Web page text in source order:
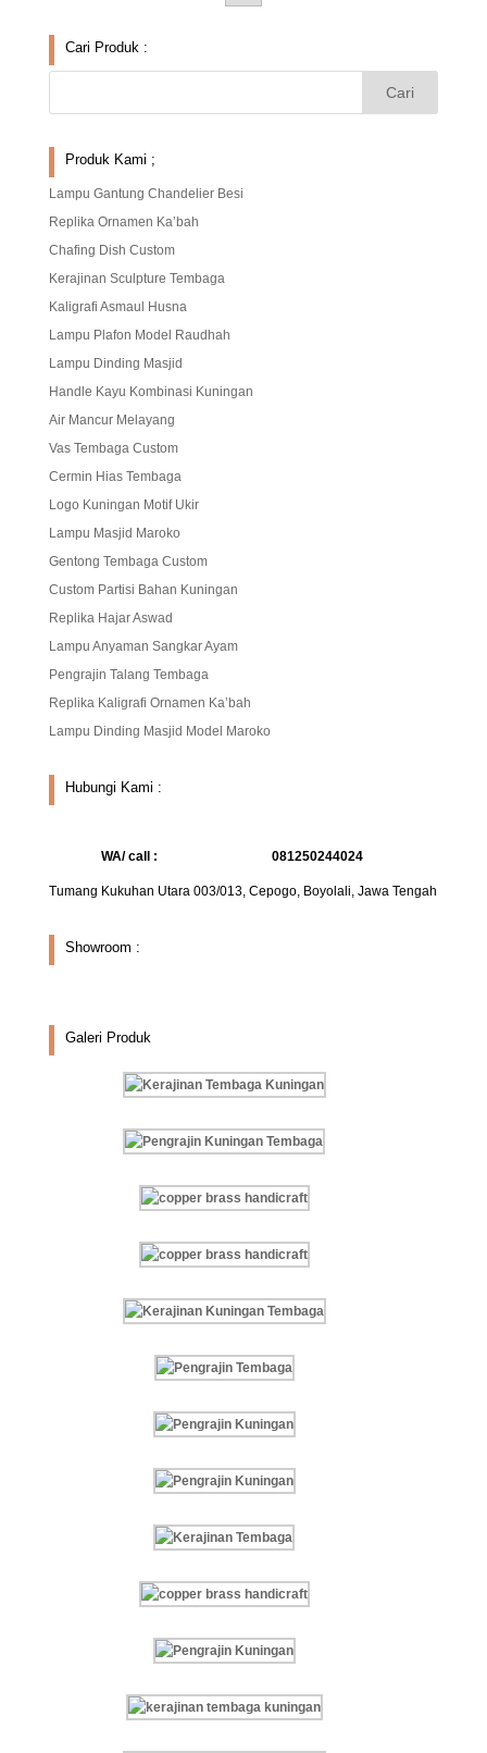
Cari Produk :
Produk Kami ;
Lampu Gantung Chandelier Besi
Replika Ornamen Ka’bah
Chafing Dish Custom
Kerajinan Sculpture Tembaga
Kaligrafi Asmaul Husna
Lampu Plafon Model Raudhah
Lampu Dinding Masjid
Handle Kayu Kombinasi Kuningan
Air Mancur Melayang
Vas Tembaga Custom
Cermin Hias Tembaga
Logo Kuningan Motif Ukir
Lampu Masjid Maroko
Gentong Tembaga Custom
Custom Partisi Bahan Kuningan
Replika Hajar Aswad
Lampu Anyaman Sangkar Ayam
Pengrajin Talang Tembaga
Replika Kaligrafi Ornamen Ka’bah
Lampu Dinding Masjid Model Maroko
Hubungi Kami :
WA/ call : 081250244024
Tumang Kukuhan Utara 003/013, Cepogo, Boyolali, Jawa Tengah
Showroom :
Galeri Produk